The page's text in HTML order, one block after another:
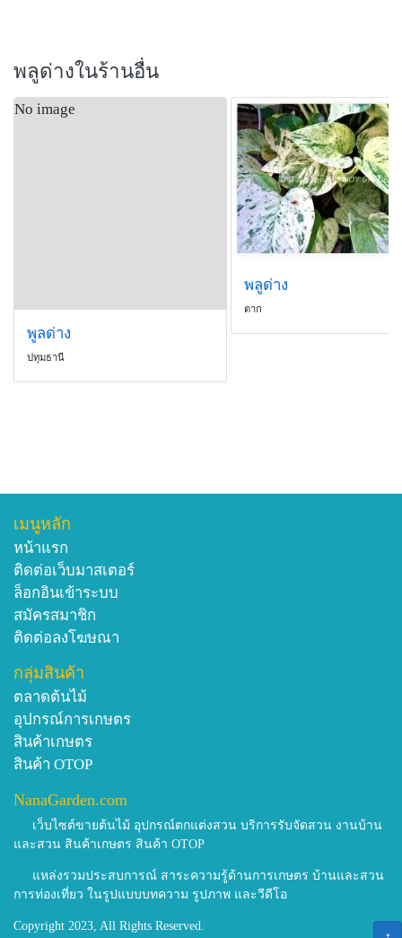
พลูด่างในร้านอื่น
No image
พูลด่าง
ปทุมธานี
พลูด่าง
ตาก
เมนูหลัก
หน้าแรก
ติดต่อเว็บมาสเตอร์
ล็อกอินเข้าระบบ
สมัครสมาชิก
ติดต่อลงโฆษณา
กลุ่มสินค้า
ตลาดต้นไม้
อุปกรณ์การเกษตร
สินค้าเกษตร
สินค้า OTOP
NanaGarden.com
เว็บไซต์ขายต้นไม้ อุปกรณ์ตกแต่งสวน บริการรับจัดสวน งานบ้าน
และสวน สินค้าเกษตร สินค้า OTOP
แหล่งรวมประสบการณ์ สาระความรู้ด้านการเกษตร บ้านและสวน
การท่องเที่ยว ในรูปแบบบทความ รูปภาพ และวีดีโอ
Copyright 2023, All Rights Reserved.